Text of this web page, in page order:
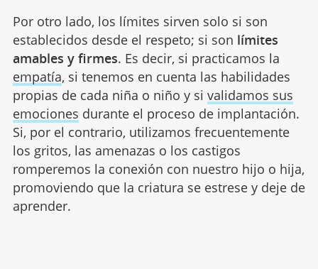
Por otro lado, los límites sirven solo si son
establecidos desde el respeto; si son límites
amables y firmes. Es decir, si practicamos la
empatía, si tenemos en cuenta las habilidades
propias de cada niña o niño y si validamos sus
emociones durante el proceso de implantación.
Si, por el contrario, utilizamos frecuentemente
los gritos, las amenazas o los castigos
romperemos la conexión con nuestro hijo o hija,
promoviendo que la criatura se estrese y deje de
aprender.